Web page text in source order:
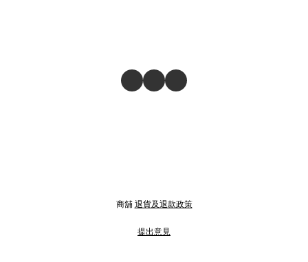
商舖 退貨及退款政策
提出意見